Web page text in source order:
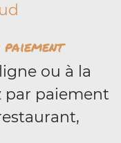
ou à la
par paiement